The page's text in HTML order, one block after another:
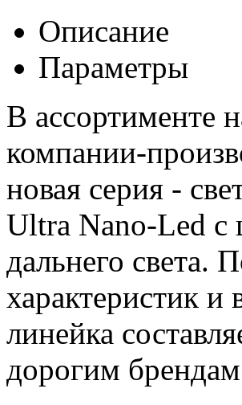
Описание
Параметры
В ассортименте
компании-
новая серия -
Ultra Nano-Led с
дальнего света.
характеристик и
линейка
дорогим